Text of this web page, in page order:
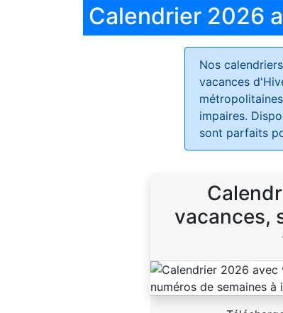
Calendrier 2026
Nos
vacances
impaires.
sont parfaits
vacances,